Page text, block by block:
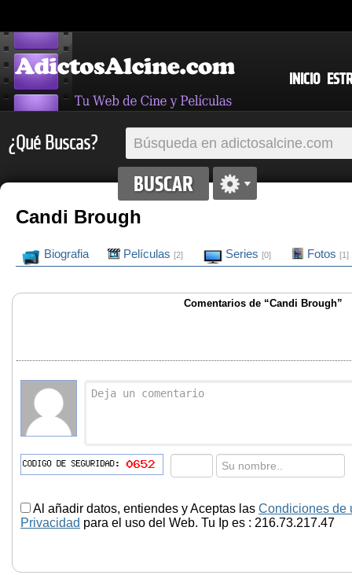
INICIO
¿Qué Buscas?
Candi Brough
Biografia Películas [2] Series [0] Fotos [1]
Comentarios de “Candi Brough”
Al añadir datos, entiendes y Aceptas las Condiciones de
Privacidad para el uso del Web. Tu Ip es : 216.73.217.47